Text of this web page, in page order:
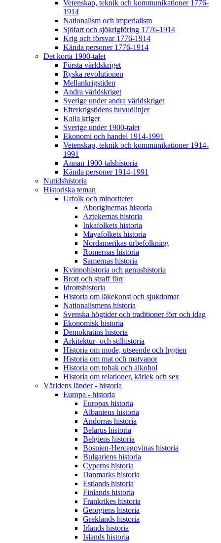
Vetenskap, teknik och kommunikationer 1776-
1914
Nationalism och imperialism
Sjöfart och sjökrigföring 1776-1914
Krig och försvar 1776-1914
Kända personer 1776-1914
Det korta 1900-talet
Första världskriget
Ryska revolutionen
Mellankrigstiden
Andra världskriget
Sverige under andra världskriget
Efterkrigstidens huvudlinjer
Kalla kriget
Sverige under 1900-talet
Ekonomi och handel 1914-1991
Vetenskap, teknik och kommunikationer 1914-
1991
Annan 1900-talshistoria
Kända personer 1914-1991
Nutidshistoria
Historiska teman
Urfolk och minoriteter
Aboriginernas historia
Aztekernas historia
Inkafolkets historia
Mayafolkets historia
Nordamerikas urbefolkning
Romernas historia
Samernas historia
Kvinnohistoria och genushistoria
Brott och straff förr
Idrottshistoria
Historia om läkekonst och sjukdomar
Nationalismens historia
Svenska högtider och traditioner förr och idag
Ekonomisk historia
Demokratins historia
Arkitektur- och stilhistoria
Historia om mode, utseende och hygien
Historia om mat och matvanor
Historia om tobak och alkohol
Historia om relationer, kärlek och sex
Världens länder - historia
Europa - historia
Europas historia
Albaniens historia
Andorras historia
Belarus historia
Belgiens historia
Bosnien-Hercegovinas historia
Bulgariens historia
Cyperns historia
Danmarks historia
Estlands historia
Finlands historia
Frankrikes historia
Georgiens historia
Greklands historia
Irlands historia
Islands historia